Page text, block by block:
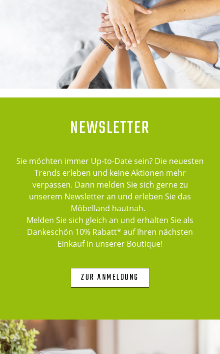
NEWSLETTER
Sie möchten immer Up-to-Date sein? Die neuesten
Trends erleben und keine Aktionen mehr
verpassen. Dann melden Sie sich gerne zu
unserem Newsletter an und erleben Sie das
Möbelland hautnah.
Melden Sie sich gleich an und erhalten Sie als
Dankeschön 10% Rabatt* auf Ihren nächsten
Einkauf in unserer Boutique!
ZUR ANMELDUNG